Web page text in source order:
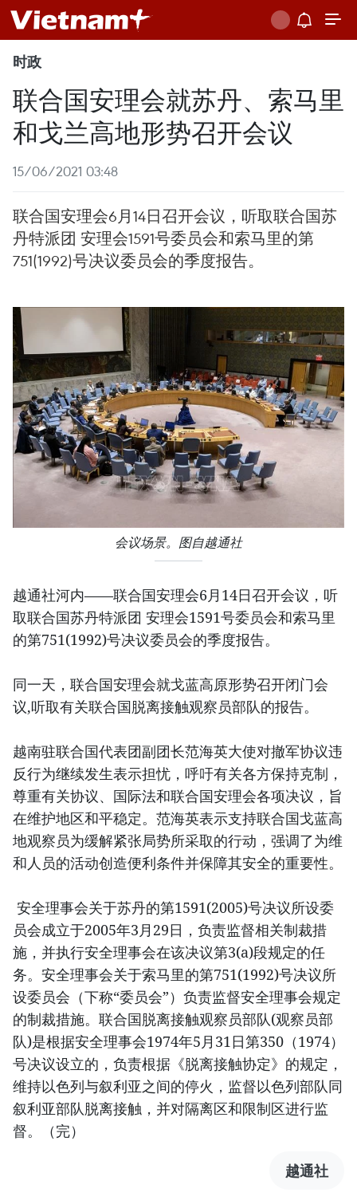
时政
联合国安理会就苏丹、索马里
和戈兰高地形势召开会议
15/06/2021 03:48
联合国安理会6月14日召开会议，听取联合国苏
丹特派团 安理会1591号委员会和索马里的第
751(1992)号决议委员会的季度报告。
会议场景。图自越通社
越通社河内——联合国安理会6月14日召开会议，听
取联合国苏丹特派团 安理会1591号委员会和索马里
的第751(1992)号决议委员会的季度报告。
同一天，联合国安理会就戈蓝高原形势召开闭门会
议,听取有关联合国脱离接触观察员部队的报告。
越南驻联合国代表团副团长范海英大使对撤军协议违
反行为继续发生表示担忧，呼吁有关各方保持克制，
尊重有关协议、国际法和联合国安理会各项决议，旨
在维护地区和平稳定。范海英表示支持联合国戈蓝高
地观察员为缓解紧张局势所采取的行动，强调了为维
和人员的活动创造便利条件并保障其安全的重要性。
安全理事会关于苏丹的第1591(2005)号决议所设委
员会成立于2005年3月29日，负责监督相关制裁措
施，并执行安全理事会在该决议第3(a)段规定的任
务。安全理事会关于索马里的第751(1992)号决议所
设委员会（下称“委员会”）负责监督安全理事会规定
的制裁措施。联合国脱离接触观察员部队(观察员部
队)是根据安全理事会1974年5月31日第350（1974）
号决议设立的，负责根据《脱离接触协定》的规定，
维持以色列与叙利亚之间的停火，监督以色列部队同
叙利亚部队脱离接触，并对隔离区和限制区进行监
督。（完）
越通社